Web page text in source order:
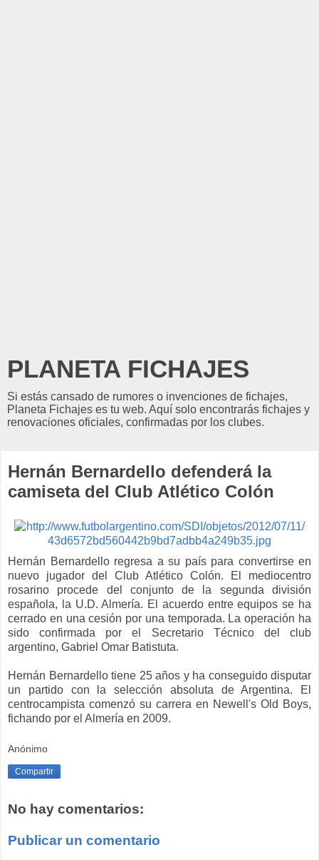
PLANETA FICHAJES
Si estás cansado de rumores o invenciones de fichajes,
Planeta Fichajes es tu web. Aquí solo encontrarás fichajes y
renovaciones oficiales, confirmadas por los clubes.
Hernán Bernardello defenderá la
camiseta del Club Atlético Colón
Hernán Bernardello regresa a su país para convertirse en
nuevo jugador del Club Atlético Colón. El mediocentro
rosarino procede del conjunto de la segunda división
española, la U.D. Almería. El acuerdo entre equipos se ha
cerrado en una cesión por una temporada. La operación ha
sido confirmada por el Secretario Técnico del club
argentino, Gabriel Omar Batistuta.
Hernán Bernardello tiene 25 años y ha conseguido disputar
un partido con la selección absoluta de Argentina. El
centrocampista comenzó su carrera en Newell's Old Boys,
fichando por el Almería en 2009.
Anónimo
Compartir
No hay comentarios:
Publicar un comentario